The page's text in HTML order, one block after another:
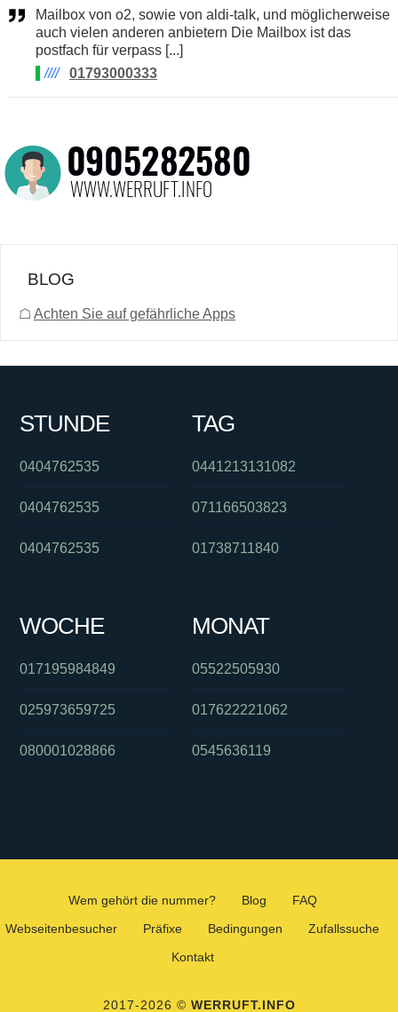
Mailbox von o2, sowie von aldi-talk, und möglicherweise
auch vielen anderen anbietern Die Mailbox ist das
postfach für verpass [...]
////
01793000333
BLOG
☖ Achten Sie auf gefährliche Apps
STUNDE
0404762535
0404762535
0404762535
TAG
0441213131082
071166503823
01738711840
WOCHE
017195984849
025973659725
080001028866
MONAT
05522505930
017622221062
0545636119
Wem gehört die nummer? Blog
FAQ
Webseitenbesucher
Präfixe Bedingungen
Zufallssuche
Kontakt
2017-2026 © WERRUFT.INFO